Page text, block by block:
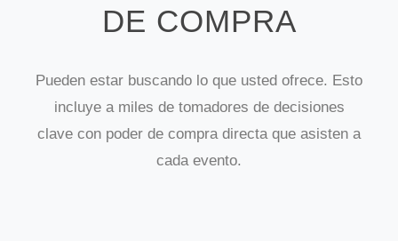
DE COMPRA
Pueden estar buscando lo que usted ofrece. Esto
incluye a miles de tomadores de decisiones
clave con poder de compra directa que asisten a
cada evento.